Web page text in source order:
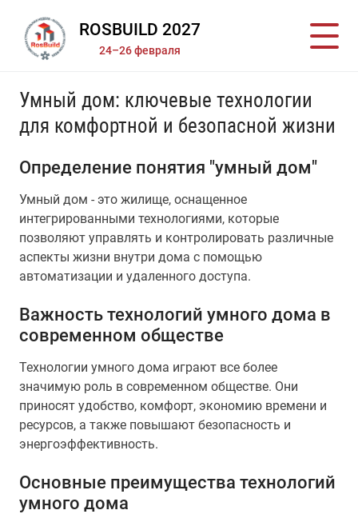
ROSBUILD 2027
24–26 февраля
Умный дом: ключевые технологии
для комфортной и безопасной жизни
Определение понятия "умный дом"
Умный дом - это жилище, оснащенное
интегрированными технологиями, которые
позволяют управлять и контролировать различные
аспекты жизни внутри дома с помощью
автоматизации и удаленного доступа.
Важность технологий умного дома в
современном обществе
Технологии умного дома играют все более
значимую роль в современном обществе. Они
приносят удобство, комфорт, экономию времени и
ресурсов, а также повышают безопасность и
энергоэффективность.
Основные преимущества технологий
умного дома